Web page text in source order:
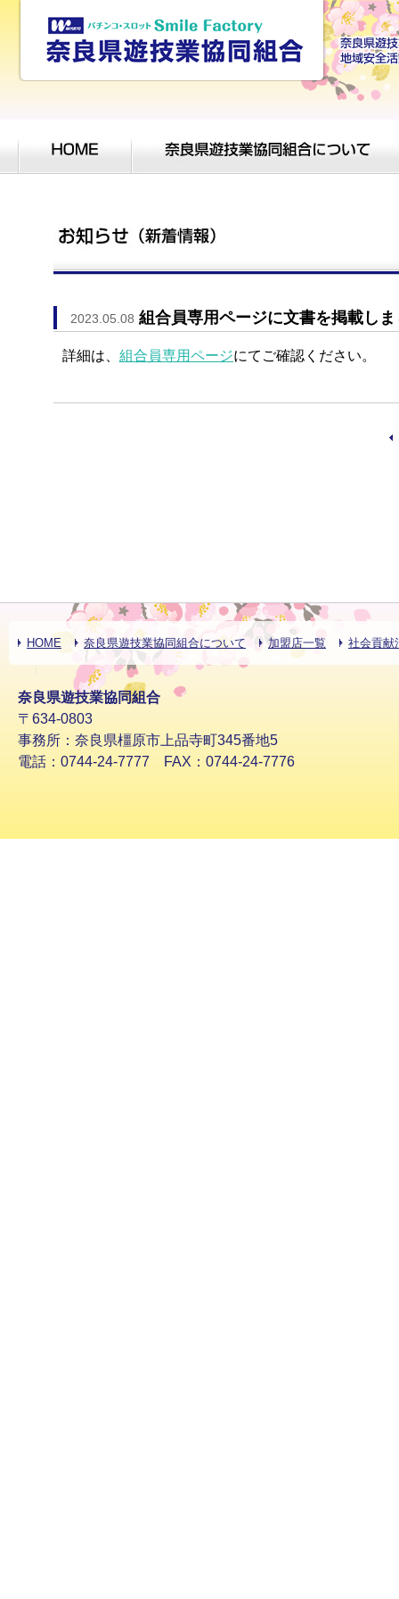
2023.05.08 組合員専用ページに文書を掲載しま
詳細は、 組合員専用ページにてご確認ください。
HOME 奈良県遊技業協同組合について 加盟店一覧 社会貢献
奈良県遊技業協同組合
〒634-0803
事務所：奈良県橿原市上品寺町345番地5
電話：0744-24-7777 FAX：0744-24-7776